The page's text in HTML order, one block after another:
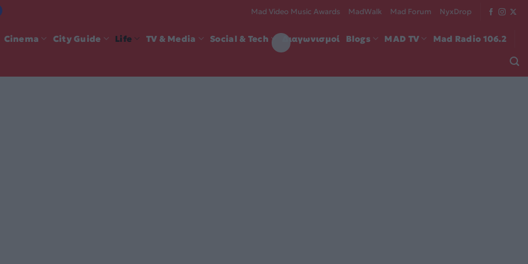
Mad Video Music Awards MadWalk Mad Forum NyxDrop
Cinema City Guide Life TV & Media Social & Tech Διαγωνισμοί Blogs MAD TV Mad Radio 106.2